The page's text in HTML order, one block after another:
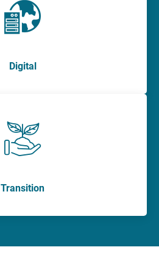
Digital
Transition